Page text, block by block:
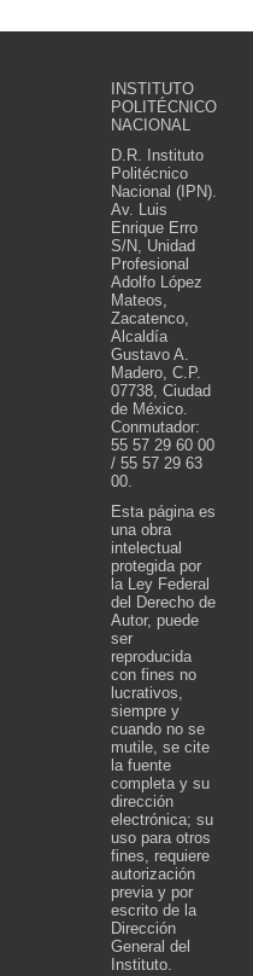
INSTITUTO
POLITÉCNICO
NACIONAL
D.R. Instituto
Politécnico
Nacional (IPN).
Av. Luis
Enrique Erro
S/N, Unidad
Profesional
Adolfo López
Mateos,
Zacatenco,
Alcaldía
Gustavo A.
Madero, C.P.
07738, Ciudad
de México.
Conmutador:
55 57 29 60 00
/ 55 57 29 63
00.
Esta página es
una obra
intelectual
protegida por
la Ley Federal
del Derecho de
Autor, puede
ser
reproducida
con fines no
lucrativos,
siempre y
cuando no se
mutile, se cite
la fuente
completa y su
dirección
electrónica; su
uso para otros
fines, requiere
autorización
previa y por
escrito de la
Dirección
General del
Instituto.